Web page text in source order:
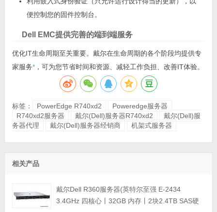
便控制您的固件控制台。
Dell EMC提供完善的端到端服务
优化IT生命周期至关重要。戴尔在生命周期的各个阶段均提供专
家服务*，可为您节省时间和资源、减轻工作负担、改善IT体验。
标签： PowerEdge R740xd2
Poweredge服务器
R740xd2服务器
戴尔(Dell)服务器R740xd2
戴尔(Dell)服
务器代理
戴尔(Dell)服务器经销商 机架式服务器
相关产品
戴尔Dell R360服务器(英特尔至强 E-2434
3.4GHz 四核心丨32GB 内存丨2块2.4TB SAS硬